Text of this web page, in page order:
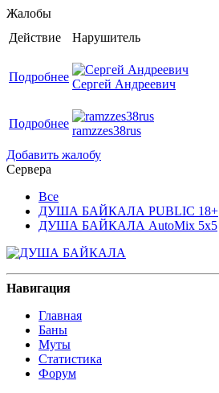
Жалобы
Действие
Нарушитель
Подробнее
Сергей Андреевич
Подробнее
ramzzes38rus
Добавить жалобу
Сервера
Все
ДУША БАЙКАЛА PUBLIC 18+
ДУША БАЙКАЛА AutoMix 5x5
Навигация
Главная
Баны
Муты
Статистика
Форум